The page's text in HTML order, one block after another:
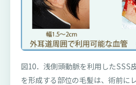
図10．浅側頭動脈を利用したSSS
を形成する部位の毛髪は、術前に